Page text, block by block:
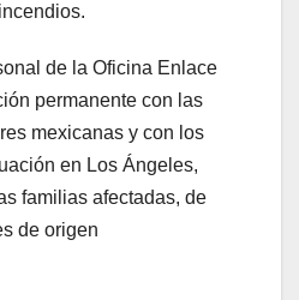
de la Oficina Enlace
permanente con las
mexicanas y con los
en Los Ángeles,
familias afectadas, de
de origen